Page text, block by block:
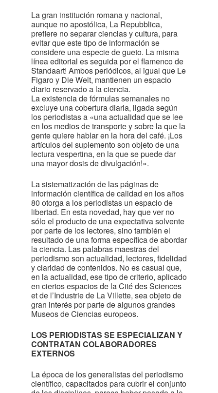
La gran institución romana y nacional,
aunque no apostólica, La Repubblica,
prefiere no separar ciencias y cultura, para
evitar que este tipo de información se
considere una especie de gueto. La misma
línea editorial es seguida por el flamenco de
Standaart! Ambos periódicos, al igual que Le
Figaro y Die Welt, mantienen un espacio
diario reservado a la ciencia.
La existencia de fórmulas semanales no
excluye una cobertura diaria, ligada según
los periodistas a «una actualidad que se lee
en los medios de transporte y sobre la que la
gente quiere hablar en la hora del café. ¡Los
artículos del suplemento son objeto de una
lectura vespertina, en la que se puede dar
una mayor dosis de divulgación!».
La sistematización de las páginas de
información científica de calidad en los años
80 otorga a los periodistas un espacio de
libertad. En esta novedad, hay que ver no
sólo el producto de una expectativa solvente
por parte de los lectores, sino también el
resultado de una forma específica de abordar
la ciencia. Las palabras maestras del
periodismo son actualidad, lectores, fidelidad
y claridad de contenidos. No es casual que,
en la actualidad, ese tipo de criterio, aplicado
en ciertos espacios de la Cité des Sciences
et de l’Industrie de La Villette, sea objeto de
gran interés por parte de algunos grandes
Museos de Ciencias europeos.
LOS PERIODISTAS SE ESPECIALIZAN Y
CONTRATAN COLABORADORES
EXTERNOS
La época de los generalistas del periodismo
científico, capacitados para cubrir el conjunto